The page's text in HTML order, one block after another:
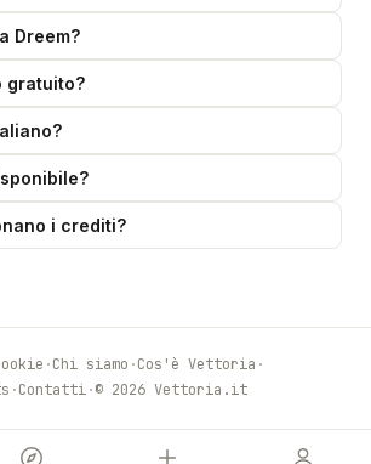
Dreem?
gratuito?
i crediti?
·Chi siamo ·Cos'è Vettoria ·
·Contatti·© 2026 Vettoria.it